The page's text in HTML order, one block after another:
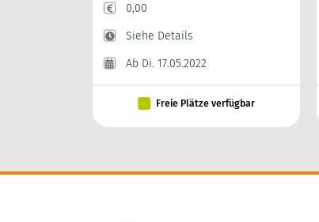
0,00
Siehe Details
Ab Di. 17.05.2022
Freie Plätze verfügbar